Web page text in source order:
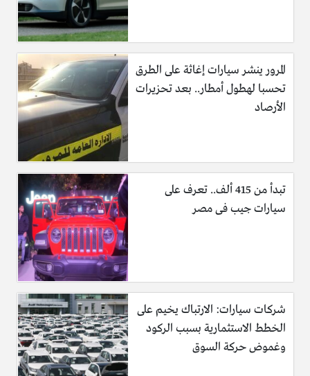
المرور ينشر سيارات إغاثة على الطرق
تحسبا لهطول أمطار.. بعد تحزيرات
الأرصاد
تبدأ من 415 ألف.. تعرف على
سيارات جيب فى مصر
شركات سيارات: الارتباك يخيم على
الخطط الاستثمارية بسبب الركود
وغموض حركة السوق